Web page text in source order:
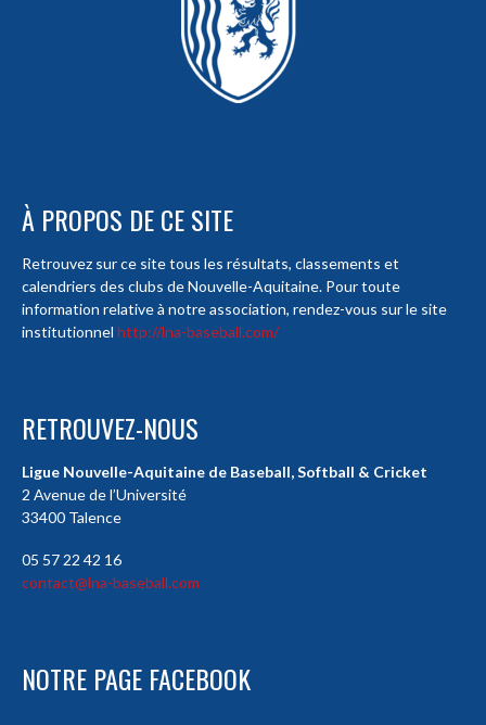
À PROPOS DE CE SITE
Retrouvez sur ce site tous les résultats, classements et
calendriers des clubs de Nouvelle-Aquitaine. Pour toute
information relative à notre association, rendez-vous sur le site
institutionnel http://lna-baseball.com/
RETROUVEZ-NOUS
Ligue Nouvelle-Aquitaine de Baseball, Softball & Cricket
2 Avenue de l’Université
33400 Talence
05 57 22 42 16
contact@lna-baseball.com
NOTRE PAGE FACEBOOK